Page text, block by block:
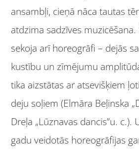
ansambļi, cieņā nāca tautas
atdzima sadzīves muzicēšana.
sekoja arī horeogrāfi – dejās
kustību un zīmējumu
tika aizstātas ar atsevišķiem
deju soļiem (Elmāra Beļinska
Dreļa „Lūznavas dancis”u. c.).
gadu veidotās horeogrāfijas